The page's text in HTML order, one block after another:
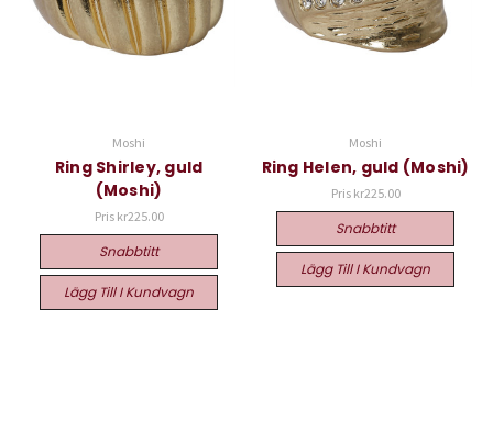
Moshi
Ring Shirley, guld
(Moshi)
Pris kr225.00
Snabbtitt
Lägg Till I Kundvagn
Moshi
Ring Helen, guld (Moshi)
Pris kr225.00
Snabbtitt
Lägg Till I Kundvagn